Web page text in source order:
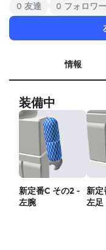
0 友達 0 フォロワー
情報
装備中
新定番C その2 -
左腕
新定
左足